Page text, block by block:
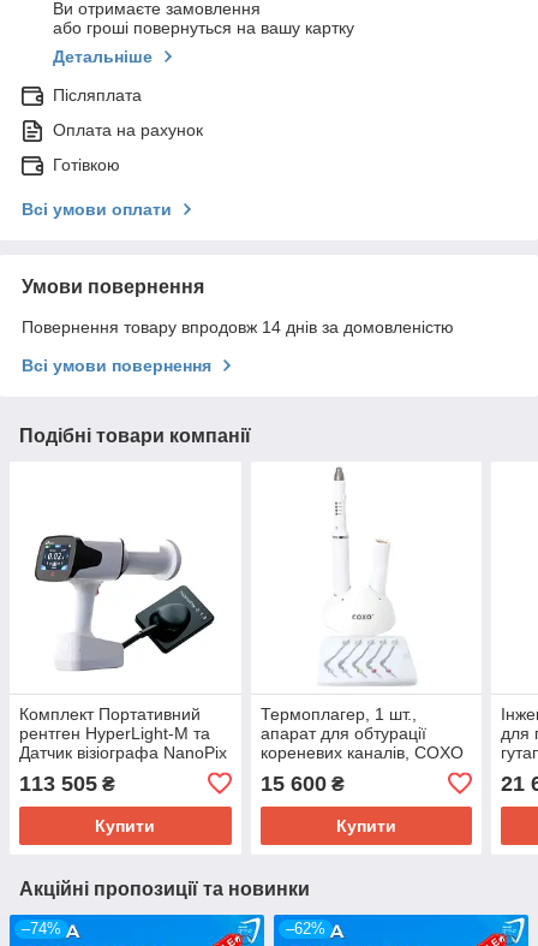
Ви отримаєте замовлення
або гроші повернуться на вашу картку
Детальніше
Післяплата
Оплата на рахунок
Готівкою
Всі умови оплати
Умови повернення
Повернення товару впродовж 14 днів за домовленістю
Всі умови повернення
Подібні товари компанії
Комплект Портативний
рентген HyperLight-М та
Датчик візіографа NanoPix
113 505 ₴
Купити
Термоплагер, 1 шт.,
апарат для обтурації
кореневих каналів, COXO
15 600₴
Купити
для
21
Акційні пропозиції та новинки
–74% –62%